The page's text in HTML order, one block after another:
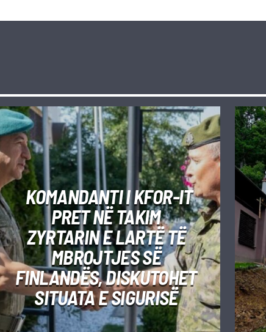
KOMANDANTI I KFOR-IT
PRET NË TAKIM
ZYRTARIN E LARTË TË
MBROJTJES SË
FINLANDËS, DISKUTOHET
SITUATA E SIGURISË